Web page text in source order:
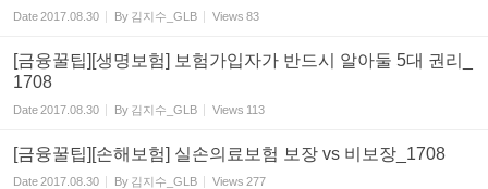
Date2017.08.30 By 김지수_GLB Views 83
[금융꿀팁][생명보험] 보험가입자가 반드시 알아둘 5대 권리_
1708
Date2017.08.30 By 김지수_GLB Views 113
[금융꿀팁][손해보험] 실손의료보험 보장 vs 비보장_1708
Date2017.08.30 By 김지수_GLB Views 277